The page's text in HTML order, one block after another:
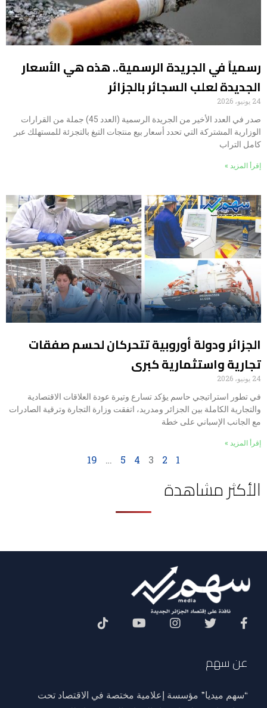
رسمياً في الجريدة الرسمية.. هذه هي الأسعار
الجديدة لعلب السجائر بالجزائر
24 يونيو، 2026
صدر في العدد الأخير من الجريدة الرسمية (العدد 45) جملة من القرارات
الوزارية المشتركة التي تحدد أسعار بيع منتجات التبغ بالتجزئة للمستهلك عبر
كامل التراب
إقرأ المزيد »
الجزائر ودولة أوروبية تتحركان لحسم صفقات
تجارية واستثمارية كبرى
24 يونيو، 2026
في تطور استراتيجي حاسم يؤكد تسارع وتيرة عودة العلاقات الاقتصادية
والتجارية الكاملة بين الجزائر ومدريد، اتفقت وزارة التجارة وترقية الصادرات
مع الجانب الإسباني على خطة
إقرأ المزيد »
1
2
3
4
5
…
19
الأكثر مشاهدة
عن سهم
“سهم ميديا” مؤسسة إعلامية مختصة في الاقتصاد تحت